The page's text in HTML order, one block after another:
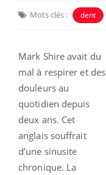
Mots clés : dent
Mark Shire avait du
mal à respirer et des
douleurs au
quotidien depuis
deux ans. Cet
anglais souffrait
d’une sinusite
chronique. La